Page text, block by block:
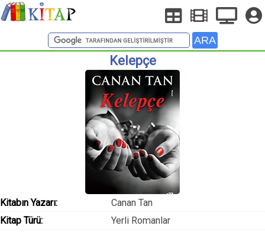
Kelepçe
Kitabın Yazarı:
Canan Tan
Kitap Türü:
Yerli Romanlar